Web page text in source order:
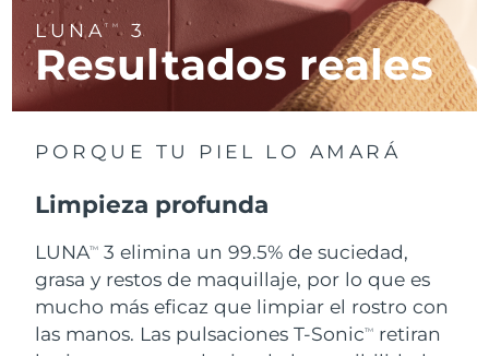
LUNATM 3
Resultados reales
PORQUE TU PIEL LO AMARÁ
Limpieza profunda
LUNATM
3 elimina un 99.5% de suciedad,
grasa y restos de maquillaje, por lo que es
mucho más eficaz que limpiar el rostro con
las manos. Las pulsaciones T-SonicTM
retiran
RAE de Macao
(China)
Entrega prevista8/11/26
Mónaco Entrega prevista8/10/26
Países Bajos Entrega prevista8/9/26